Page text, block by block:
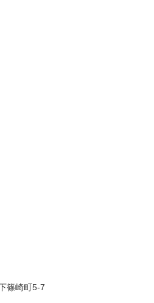
篠崎町5-7